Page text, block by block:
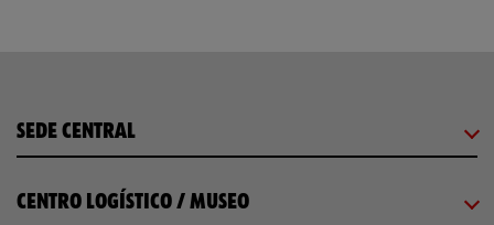
SEDE CENTRAL
CENTRO LOGÍSTICO / MUSEO